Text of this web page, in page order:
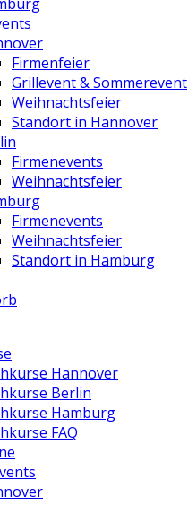
Firmenfeier
Grillevent & Sommerevent
Weihnachtsfeier
Standort in Hannover
Firmenevents
Weihnachtsfeier
Firmenevents
Weihnachtsfeier
Standort in Hamburg
Hannover
Berlin
Hamburg
FAQ